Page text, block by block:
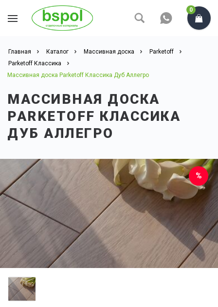
0
Главная Каталог Массивная доска
Parketoff
Parketoff Классика
Массивная доска Parketoff Классика Дуб Аллегро
МАССИВНАЯ ДОСКА
PARKETOFF КЛАССИКА
ДУБ АЛЛЕГРО